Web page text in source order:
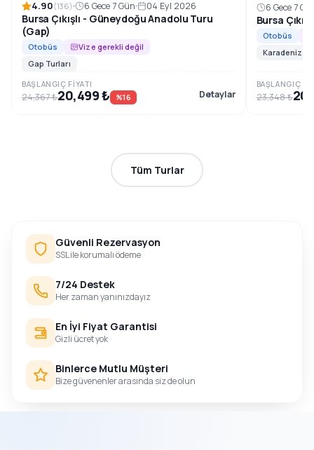
4.90(136) 6 Gece 7 Gün 04 Eyl 2026
Bursa Çıkışlı - Güneydoğu Anadolu Turu
(Gap)
Otobüs
Vize gerekli değil
Gap Turları
BAŞLANGIÇ FIYATI
24,367 ₺20,499 ₺ %16 Detaylar
6 Gece 7
Bursa
Otobüs
Karadeniz
BAŞLANGIÇ
23,348 ₺
Tüm Turlar
Güvenli Rezervasyon
SSL ile korumalı ödeme
7/24 Destek
Her zaman yanınızdayız
En İyi Fiyat Garantisi
Gizli ücret yok
Binlerce Mutlu Müşteri
Bize güvenenler arasında siz de olun